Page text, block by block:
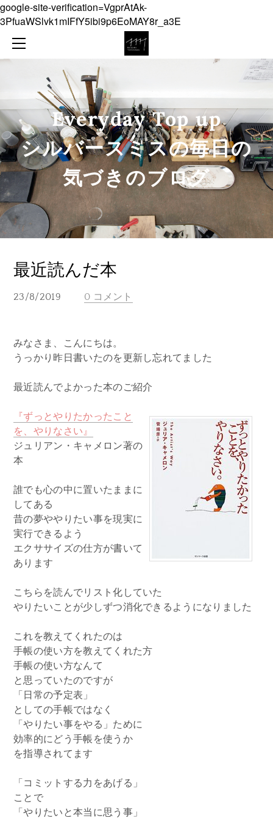
google-site-verification=VgprAtAk-
3PfuaWSlvk1mIFfY5ibi9p6EoMAY8r_a3E
Everyday Top up
​シルバースミスの毎日の
気づきのブログ
最近読んだ本
23/8/2019 0 コメント
みなさま、こんにちは。
うっかり昨日書いたのを更新し忘れてました
最近読んでよかった本のご紹介
『ずっとやりたかったこと
を、やりなさい』
ジュリアン・キャメロン著の
本
誰でも心の中に置いたままに
してある
昔の夢ややりたい事を現実に
実行できるよう
エクササイズの仕方が書いて
あります
こちらを読んでリスト化していた
やりたいことが少しずつ消化できるようになりました
これを教えてくれたのは
手帳の使い方を教えてくれた方
手帳の使い方なんて
と思っていたのですが
「日常の予定表」
としての手帳ではなく
「やりたい事をやる」ために
効率的にどう手帳を使うか
を指導されてます
「コミットする力をあげる」
ことで
「やりたいと本当に思う事」
NEWS
ABOUT
COLLECTION
DIARY